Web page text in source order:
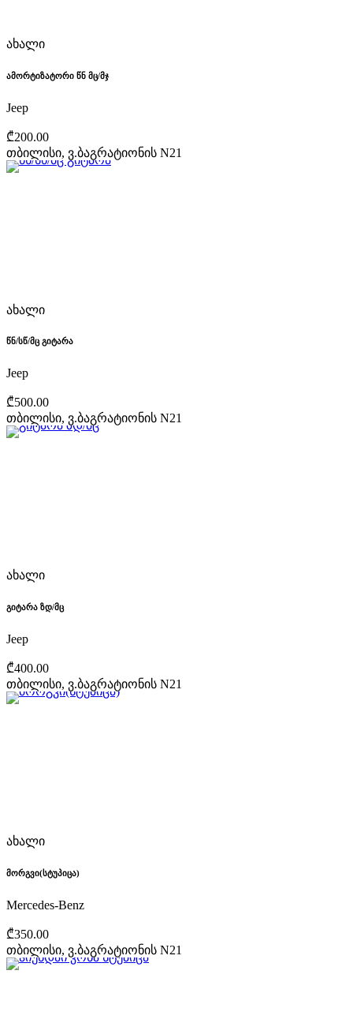
ახალი
ამორტიზატორი წნ მც/მჯ
Jeep
₾200.00
თბილისი, ვ.ბაგრატიონის N21
ახალი
წნ/სწ/მც გიტარა
Jeep
₾500.00
თბილისი, ვ.ბაგრატიონის N21
ახალი
გიტარა ზდ/მც
Jeep
₾400.00
თბილისი, ვ.ბაგრატიონის N21
ახალი
მორგვი(სტუპიცა)
Mercedes-Benz
₾350.00
თბილისი, ვ.ბაგრატიონის N21